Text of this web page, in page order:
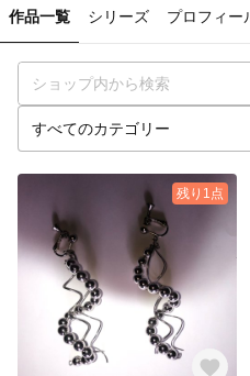
作品一覧 シリーズ プロフィー
残り1点